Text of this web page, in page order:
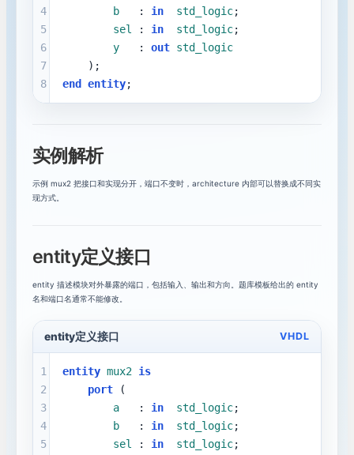
library、use与package：组织可复用定义
数组与record：组织复杂数据
循环与case：写清楚重复和分支
20 可综合VHDL风格：从仿真到硬件
4
5
6
7
8
b
   :
in std_logic;
sel
: in std_logic;
y
   :
out std_logic
    );
end
entity;
实例解析
示例 mux2 把接口和实现分开，端口不变时，architecture 内部可以替换成不同实
现方式。
entity定义接口
entity 描述模块对外暴露的端口，包括输入、输出和方向。题库模板给出的 entity
名和端口名通常不能修改。
entity定义接口 VHDL
1
2
3
4
5
entity mux2 is
port (
a
   :
in std_logic;
b
   :
in std_logic;
sel
: in std_logic;